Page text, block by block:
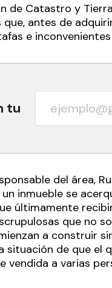
de Catastro y
antes de
e
tu
del área,
inmueble se
últimamente
que no
a construir
situación de que el
vendida a varias